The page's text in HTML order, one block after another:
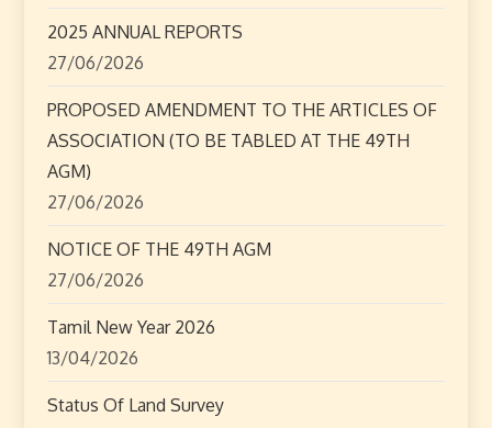
g
a
t
i
o
n
2025 ANNUAL REPORTS
27/06/2026
PROPOSED AMENDMENT TO THE ARTICLES OF
ASSOCIATION (TO BE TABLED AT THE 49TH
AGM)
27/06/2026
NOTICE OF THE 49TH AGM
27/06/2026
Tamil New Year 2026
13/04/2026
Status Of Land Survey